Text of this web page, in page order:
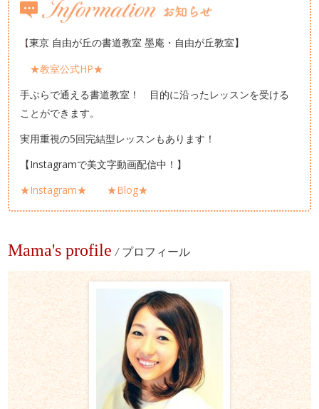
【東京 自由が丘の書道教室 墨庵・自由が丘教室】
★教室公式HP★
手ぶらで通える書道教室！ 目的に沿ったレッスンを受ける
ことができます。
実用重視の5回完結型レッスンもあります！
【Instagramで美文字動画配信中！】
★Instagram★
★Blog★
Mama's profile / プロフィール